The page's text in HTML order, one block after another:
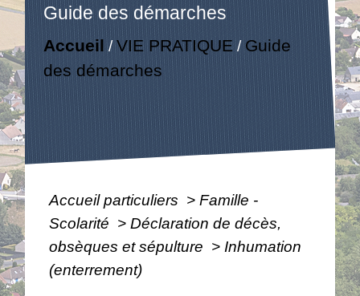
Guide des démarches
Accueil /VIE PRATIQUE / Guide
des démarches
Accueil particuliers > Famille -
Scolarité > Déclaration de décès,
obsèques et sépulture > Inhumation
(enterrement)